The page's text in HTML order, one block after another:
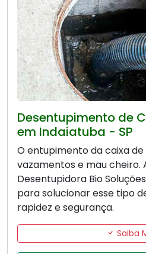
Desentupimento de
em Indaiatuba - SP
O entupimento da caixa
vazamentos e mau cheiro.
Desentupidora Bio
para solucionar esse tipo
rapidez e segurança.
Saiba